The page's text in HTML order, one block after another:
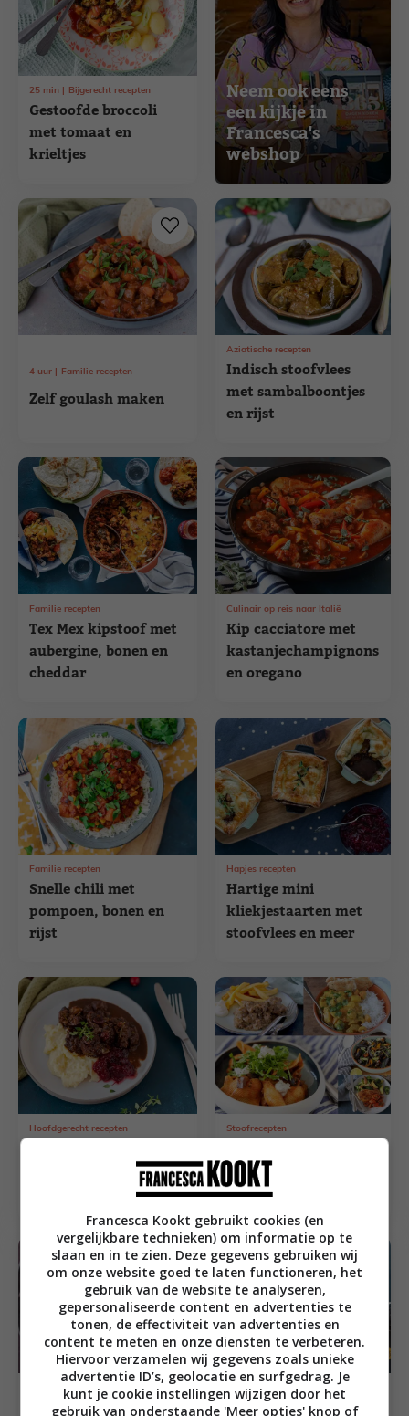
Gestoofde broccoli
met tomaat en
krieltjes
25 min Bijgerecht recepten
Neem ook eens
een kijkje in
Francesca's
webshop
Zelf goulash maken
4 uur Familie recepten
Indisch stoofvlees
met sambalboontjes
en rijst
Aziatische recepten
Tex Mex kipstoof met
aubergine, bonen en
cheddar
Familie recepten
Kip cacciatore met
kastanjechampignons
en oregano
Culinair op reis naar Italië
Snelle chili met
pompoen, bonen en
rijst
Familie recepten
Hartige mini
kliekjestaarten met
stoofvlees en meer
Hapjes recepten
Hoofdgerecht recepten
Weekmenu #227 –
Tijd om te stoven
Stoofrecepten
Kruidige bonenstoof
Hoofdgerecht recepten
Coq au vin op de
uur 10 Franse recepten
Francesca Kookt gebruikt cookies (en
vergelijkbare technieken) om informatie op te
slaan en in te zien. Deze gegevens gebruiken wij
om onze website goed te laten functioneren, het
gebruik van de website te analyseren,
gepersonaliseerde content en advertenties te
tonen, de effectiviteit van advertenties en
content te meten en onze diensten te verbeteren.
Hiervoor verzamelen wij gegevens zoals unieke
advertentie ID’s, geolocatie en surfgedrag. Je
kunt je cookie instellingen wijzigen door het
gebruik van onderstaande 'Meer opties' knop of